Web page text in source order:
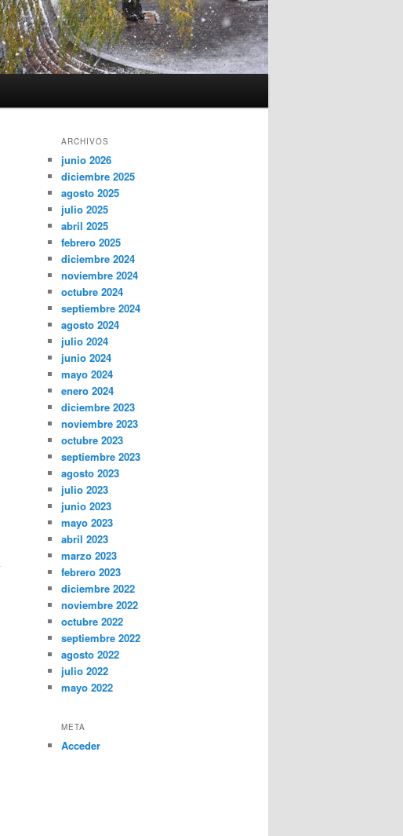
ARCHIVOS
junio 2026
diciembre 2025
agosto 2025
julio 2025
abril 2025
febrero 2025
diciembre 2024
noviembre 2024
octubre 2024
septiembre 2024
agosto 2024
julio 2024
junio 2024
mayo 2024
enero 2024
diciembre 2023
noviembre 2023
octubre 2023
septiembre 2023
agosto 2023
julio 2023
junio 2023
mayo 2023
abril 2023
marzo 2023
febrero 2023
diciembre 2022
noviembre 2022
octubre 2022
septiembre 2022
agosto 2022
julio 2022
mayo 2022
META
Acceder